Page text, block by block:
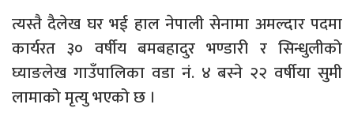
त्यस्तै दैलेख घर भई हाल नेपाली सेनामा अमल्दार पदमा
कार्यरत ३० वर्षीय बमबहादुर भण्डारी र सिन्धुलीको
घ्याङलेख गाउँपालिका वडा नं. ४ बस्ने २२ वर्षीया सुमी
लामाको मृत्यु भएको छ ।